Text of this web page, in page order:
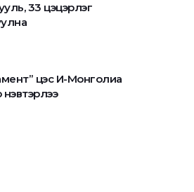
33 цэцэрлэг
цэс И-Монголиа